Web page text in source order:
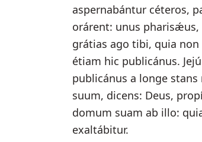
aspernabántur céteros,
orárent: unus
grátias ago tibi, quia
étiam hic publicánus.
publicánus a longe
suum, dicens: Deus,
domum suam ab illo:
exaltábitur.